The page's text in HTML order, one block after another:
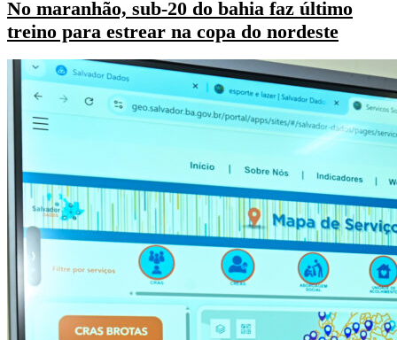
No maranhão, sub-20 do bahia faz último
treino para estrear na copa do nordeste